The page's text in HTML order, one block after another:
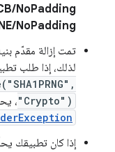
NoPadding
NoPadding
لذلك، إذا طلب
"Crypto")،